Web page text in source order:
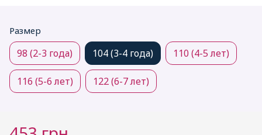
Размер
98 (2-3 года) 104 (3-4 года) 110 (4-5 лет)
116 (5-6 лет) 122 (6-7 лет)